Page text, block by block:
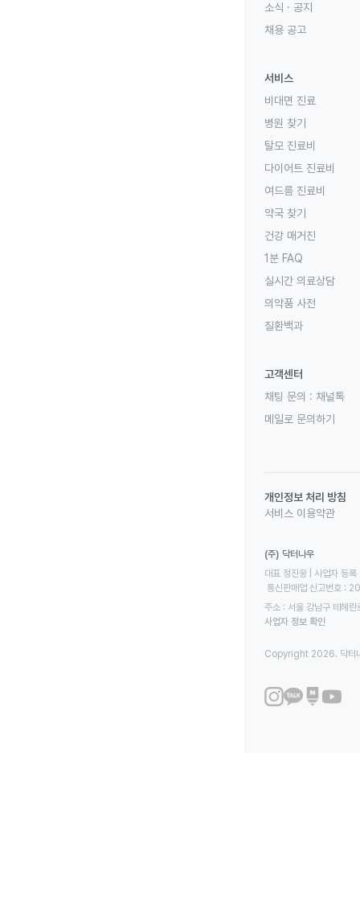
소식 · 공지
채용 공고
서비스
비대면 진료
병원 찾기
탈모 진료비
다이어트 진료비
여드름 진료비
약국 찾기
건강 매거진
1분 FAQ
실시간 의료상담
의약품 사전
질환백과
고객센터
채팅 문의 : 채널톡
메일로 문의하기
개인정보 처리 방침
서비스 이용약관
(주) 닥터나우
대표 정진웅 | 사업자
통신판매업 신고번호
주소 : 서울 강남구 테헤
사업자 정보 확인
Copyright 2026. 닥터